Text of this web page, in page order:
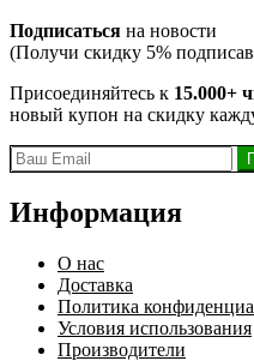
Подписаться на новости
(Получи скидку 5%
Присоединяйтесь к 15.000+
новый купон на скидку
Информация
О нас
Доставка
Политика
Условия использования
Производители